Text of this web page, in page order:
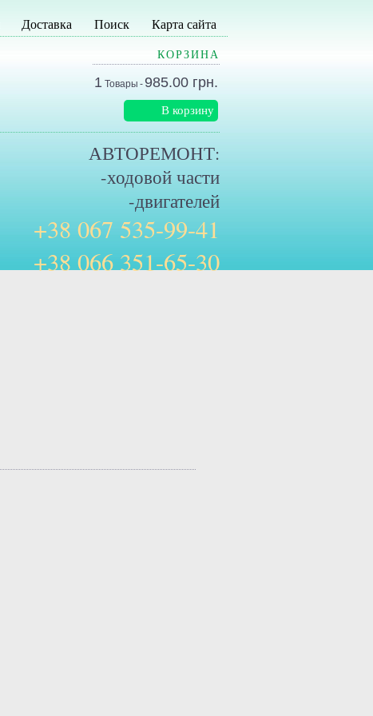
Доставка Поиск Карта сайта
КОРЗИНА
1 Товары - 985.00 грн.
В корзину
АВТОРЕМОНТ:
-ходовой части
-двигателей
+38 067 535-99-41
+38 066 351-65-30